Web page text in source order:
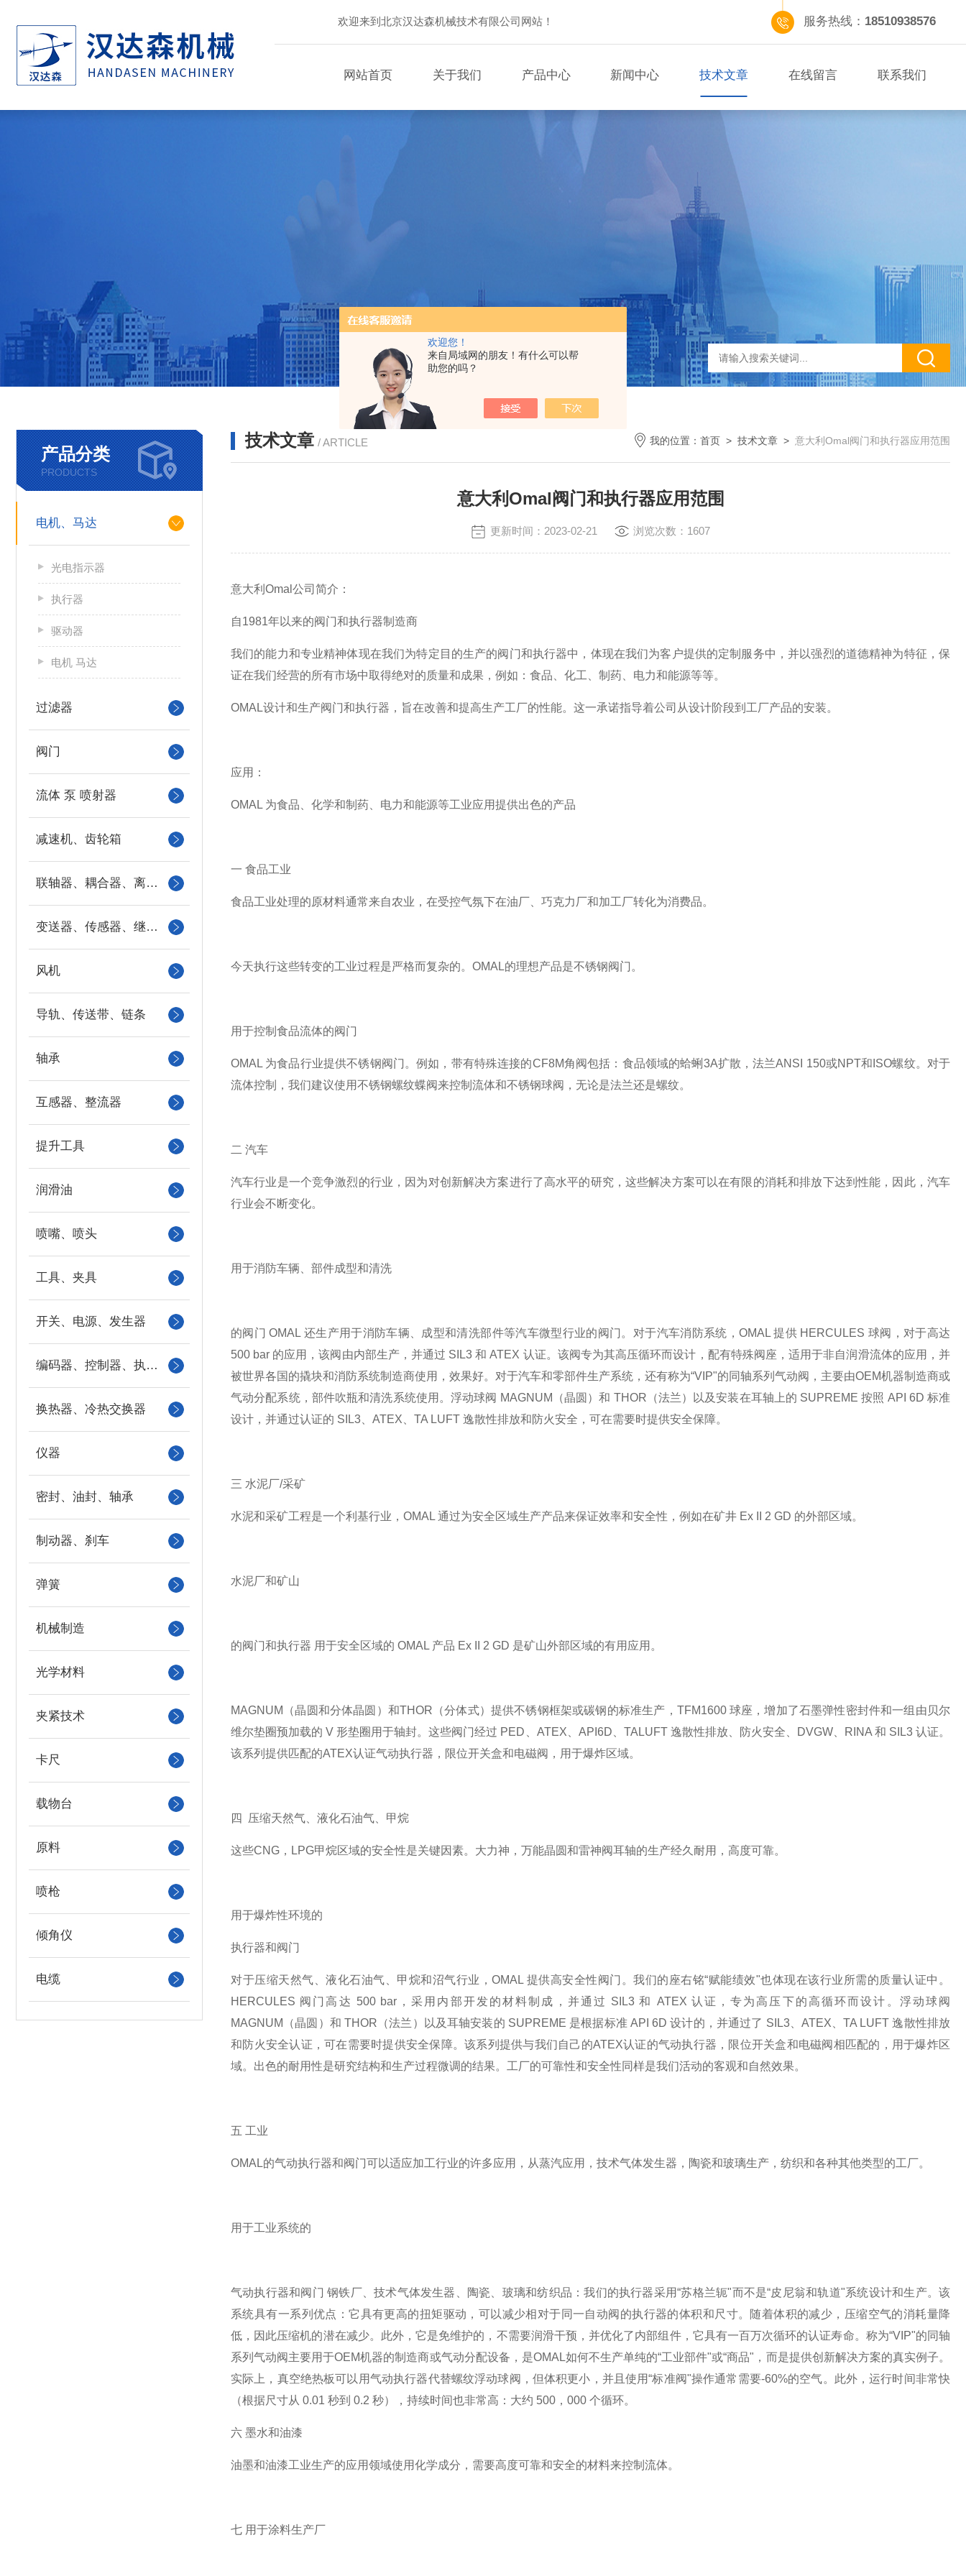
欢迎您！
来自局域网的朋友！有什么可以帮
助您的吗？
欢迎来到北京汉达森机械技术有限公司网站！ 服务热线： 18510938576
网站首页 关于我们 产品中心 新闻中心 技术文章 在线留言 联系我们
产品分类
PRODUCTS
电机、马达
光电指示器
执行器
驱动器
电机 马达
过滤器
阀门
流体 泵 喷射器
减速机、齿轮箱
联轴器、耦合器、离合器
变送器、传感器、继电器
风机
导轨、传送带、链条
轴承
互感器、整流器
提升工具
润滑油
喷嘴、喷头
工具、夹具
开关、电源、发生器
编码器、控制器、执行器
换热器、冷热交换器
仪器
密封、油封、轴承
制动器、刹车
弹簧
机械制造
光学材料
夹紧技术
卡尺
载物台
原料
喷枪
倾角仪
电缆
技术文章 / ARTICLE 我的位置： 首页 > 技术文章 > 意大利Omal阀门和执行器应用范围
意大利Omal阀门和执行器应用范围
更新时间：2023-02-21 浏览次数：1607
意大利Omal公司简介：
自1981年以来的阀门和执行器制造商
我们的能力和专业精神体现在我们为特定目的生产的阀门和执行器中，体现在我们为客户提供的定制服务中，并以强烈的道德精神为特征，保
证在我们经营的所有市场中取得绝对的质量和成果，例如：食品、化工、制药、电力和能源等等。
OMAL设计和生产阀门和执行器，旨在改善和提高生产工厂的性能。这一承诺指导着公司从设计阶段到工厂产品的安装。
应用：
OMAL 为食品、化学和制药、电力和能源等工业应用提供出色的产品
一 食品工业
食品工业处理的原材料通常来自农业，在受控气氛下在油厂、巧克力厂和加工厂转化为消费品。
今天执行这些转变的工业过程是严格而复杂的。OMAL的理想产品是不锈钢阀门。
用于控制食品流体的阀门
OMAL 为食品行业提供不锈钢阀门。例如，带有特殊连接的CF8M角阀包括：食品领域的蛤蜊3A扩散，法兰ANSI 150或NPT和ISO螺纹。对于
流体控制，我们建议使用不锈钢螺纹蝶阀来控制流体和不锈钢球阀，无论是法兰还是螺纹。
二 汽车
汽车行业是一个竞争激烈的行业，因为对创新解决方案进行了高水平的研究，这些解决方案可以在有限的消耗和排放下达到性能，因此，汽车
行业会不断变化。
用于消防车辆、部件成型和清洗
的阀门 OMAL 还生产用于消防车辆、成型和清洗部件等汽车微型行业的阀门。对于汽车消防系统，OMAL 提供 HERCULES 球阀，对于高达
500 bar 的应用，该阀由内部生产，并通过 SIL3 和 ATEX 认证。该阀专为其高压循环而设计，配有特殊阀座，适用于非自润滑流体的应用，并
被世界各国的撬块和消防系统制造商使用，效果好。对于汽车和零部件生产系统，还有称为“VIP"的同轴系列气动阀，主要由OEM机器制造商或
气动分配系统，部件吹瓶和清洗系统使用。浮动球阀 MAGNUM（晶圆）和 THOR（法兰）以及安装在耳轴上的 SUPREME 按照 API 6D 标准
设计，并通过认证的 SIL3、ATEX、TA LUFT 逸散性排放和防火安全，可在需要时提供安全保障。
三 水泥厂/采矿
水泥和采矿工程是一个利基行业，OMAL 通过为安全区域生产产品来保证效率和安全性，例如在矿井 Ex II 2 GD 的外部区域。
水泥厂和矿山
的阀门和执行器 用于安全区域的 OMAL 产品 Ex II 2 GD 是矿山外部区域的有用应用。
MAGNUM（晶圆和分体晶圆）和THOR（分体式）提供不锈钢框架或碳钢的标准生产，TFM1600 球座，增加了石墨弹性密封件和一组由贝尔
维尔垫圈预加载的 V 形垫圈用于轴封。这些阀门经过 PED、ATEX、API6D、TALUFT 逸散性排放、防火安全、DVGW、RINA 和 SIL3 认证。
该系列提供匹配的ATEX认证气动执行器，限位开关盒和电磁阀，用于爆炸区域。
四 压缩天然气、液化石油气、甲烷
这些CNG，LPG甲烷区域的安全性是关键因素。大力神，万能晶圆和雷神阀耳轴的生产经久耐用，高度可靠。
用于爆炸性环境的
执行器和阀门
对于压缩天然气、液化石油气、甲烷和沼气行业，OMAL 提供高安全性阀门。我们的座右铭“赋能绩效"也体现在该行业所需的质量认证中。
HERCULES 阀门高达 500 bar，采用内部开发的材料制成，并通过 SIL3 和 ATEX 认证，专为高压下的高循环而设计。浮动球阀
MAGNUM（晶圆）和 THOR（法兰）以及耳轴安装的 SUPREME 是根据标准 API 6D 设计的，并通过了 SIL3、ATEX、TA LUFT 逸散性排放
和防火安全认证，可在需要时提供安全保障。该系列提供与我们自己的ATEX认证的气动执行器，限位开关盒和电磁阀相匹配的，用于爆炸区
域。出色的耐用性是研究结构和生产过程微调的结果。工厂的可靠性和安全性同样是我们活动的客观和自然效果。
五 工业
OMAL的气动执行器和阀门可以适应加工行业的许多应用，从蒸汽应用，技术气体发生器，陶瓷和玻璃生产，纺织和各种其他类型的工厂。
用于工业系统的
气动执行器和阀门 钢铁厂、技术气体发生器、陶瓷、玻璃和纺织品：我们的执行器采用“苏格兰轭"而不是“皮尼翁和轨道"系统设计和生产。该
系统具有一系列优点：它具有更高的扭矩驱动，可以减少相对于同一自动阀的执行器的体积和尺寸。随着体积的减少，压缩空气的消耗量降
低，因此压缩机的潜在减少。此外，它是免维护的，不需要润滑干预，并优化了内部组件，它具有一百万次循环的认证寿命。称为“VIP"的同轴
系列气动阀主要用于OEM机器的制造商或气动分配设备，是OMAL如何不生产单纯的“工业部件"或“商品"，而是提供创新解决方案的真实例子。
实际上，真空绝热板可以用气动执行器代替螺纹浮动球阀，但体积更小，并且使用“标准阀"操作通常需要-60%的空气。此外，运行时间非常快
（根据尺寸从 0.01 秒到 0.2 秒），持续时间也非常高：大约 500，000 个循环。
六 墨水和油漆
油墨和油漆工业生产的应用领域使用化学成分，需要高度可靠和安全的材料来控制流体。
七 用于涂料生产厂